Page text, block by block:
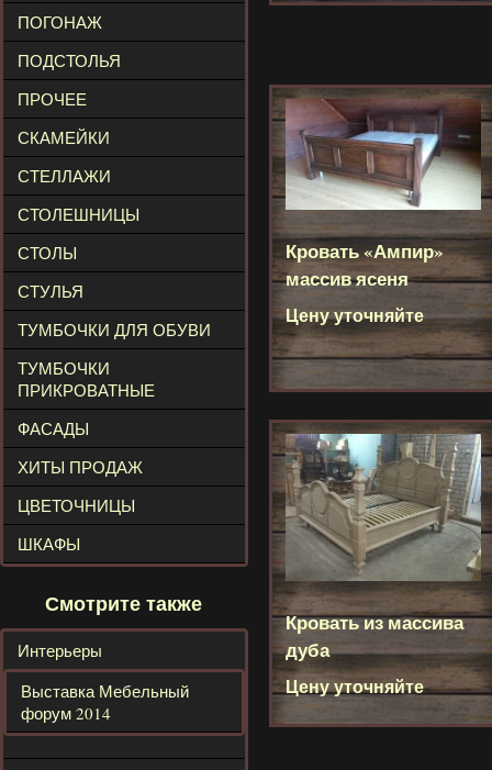
Кровать «Ампир»
массив ясеня
Цену уточняйте
Кровать из массива
дуба
Цену уточняйте
ПОГОНАЖ
ПОДСТОЛЬЯ
ПРОЧЕЕ
СКАМЕЙКИ
СТЕЛЛАЖИ
СТОЛЕШНИЦЫ
СТОЛЫ
СТУЛЬЯ
ТУМБОЧКИ ДЛЯ ОБУВИ
ТУМБОЧКИ
ПРИКРОВАТНЫЕ
ФАСАДЫ
ХИТЫ ПРОДАЖ
ЦВЕТОЧНИЦЫ
ШКАФЫ
Смотрите также
Интерьеры
Выставка Мебельный
форум 2014